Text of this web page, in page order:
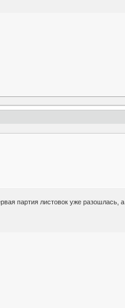
партия листовок уже разошлась,